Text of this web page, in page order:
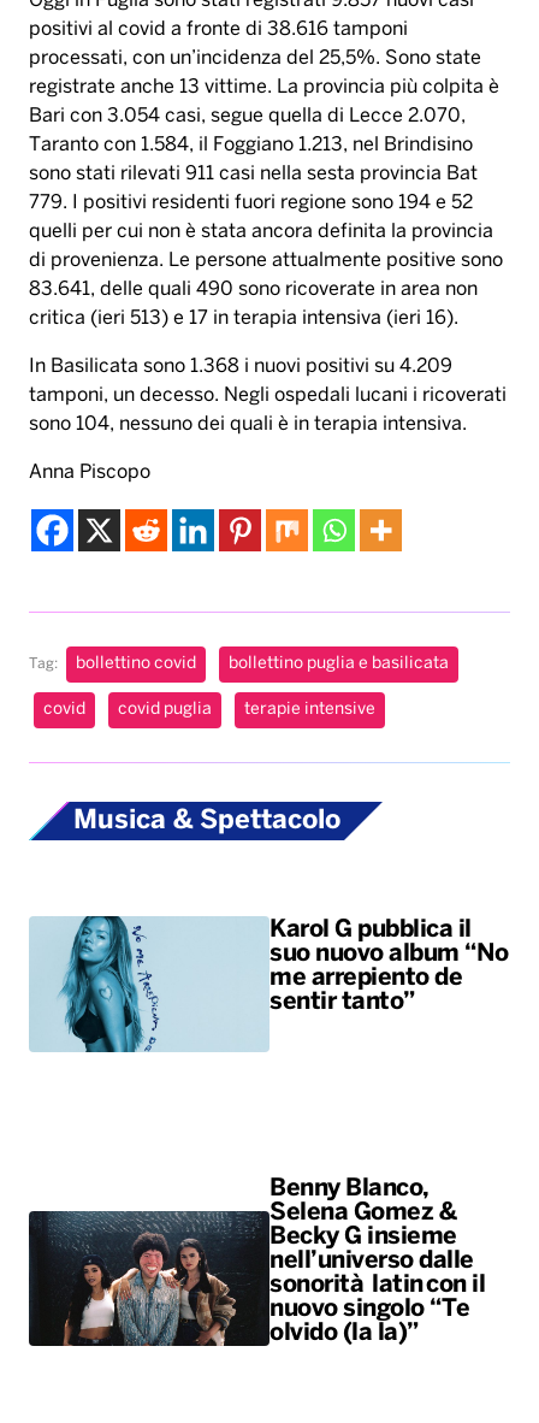
positivi al covid a fronte di 38.616 tamponi
processati, con un’incidenza del 25,5%. Sono state
registrate anche 13 vittime. La provincia più colpita è
Bari con 3.054 casi, segue quella di Lecce 2.070,
Taranto con 1.584, il Foggiano 1.213, nel Brindisino
sono stati rilevati 911 casi nella sesta provincia Bat
779. I positivi residenti fuori regione sono 194 e 52
quelli per cui non è stata ancora definita la provincia
di provenienza. Le persone attualmente positive sono
83.641, delle quali 490 sono ricoverate in area non
critica (ieri 513) e 17 in terapia intensiva (ieri 16).
In Basilicata sono 1.368 i nuovi positivi su 4.209
tamponi, un decesso. Negli ospedali lucani i ricoverati
sono 104, nessuno dei quali è in terapia intensiva.
Anna Piscopo
Tag: bollettino covid bollettino puglia e basilicata
covid covid puglia terapie intensive
Musica & Spettacolo
Karol G pubblica il
suo nuovo album “No
me arrepiento de
sentir tanto”
Benny Blanco,
Selena Gomez &
Becky G insieme
nell’universo dalle
sonorità latin con il
nuovo singolo “Te
olvido (la la)”